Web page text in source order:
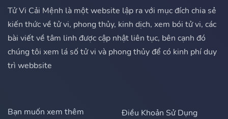
Tử Vi Cải Mệnh là một website lập ra với mục đích chia sẻ
kiến thức về tử vi, phong thủy, kinh dịch, xem bói tử vi, các
bài viết về tâm linh được cập nhật liên tục, bên cạnh đó
chúng tôi xem lá số tử vi và phong thủy để có kinh phí duy
trì webbsite
Bạn muốn xem thêm
Điều Khoản Sử Dụng